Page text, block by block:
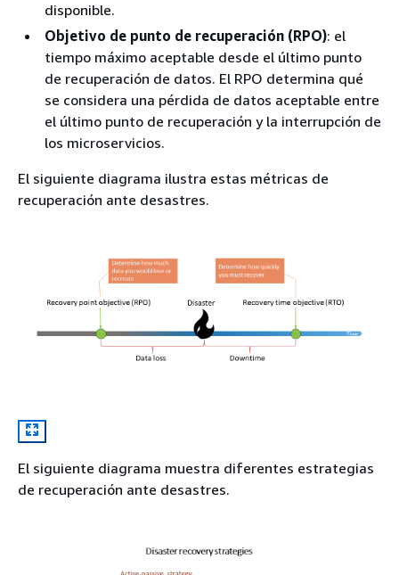
disponible.
Objetivo de punto de recuperación (RPO): el
tiempo máximo aceptable desde el último punto
de recuperación de datos. El RPO determina qué
se considera una pérdida de datos aceptable entre
el último punto de recuperación y la interrupción de
los microservicios.
El siguiente diagrama ilustra estas métricas de
recuperación ante desastres.
El siguiente diagrama muestra diferentes estrategias
de recuperación ante desastres.